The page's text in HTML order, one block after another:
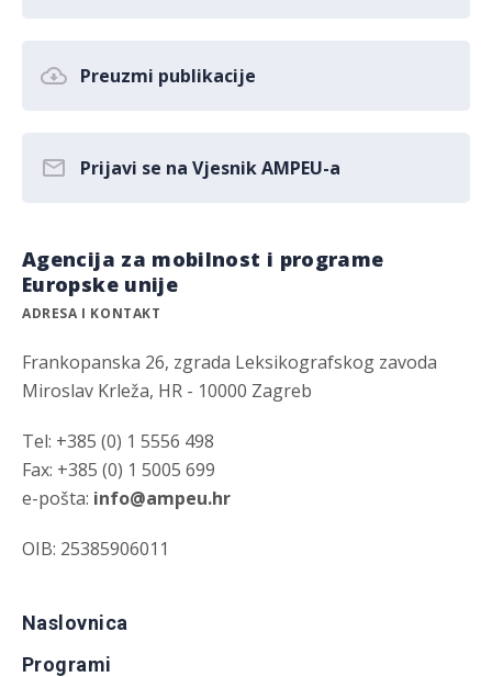
Preuzmi publikacije
Prijavi se na Vjesnik AMPEU-a
Agencija za mobilnost i programe
Europske unije
ADRESA I KONTAKT
Frankopanska 26, zgrada Leksikografskog zavoda
Miroslav Krleža, HR - 10000 Zagreb
Tel: +385 (0) 1 5556 498
Fax: +385 (0) 1 5005 699
e-pošta: info@ampeu.hr
OIB: 25385906011
Naslovnica
Programi